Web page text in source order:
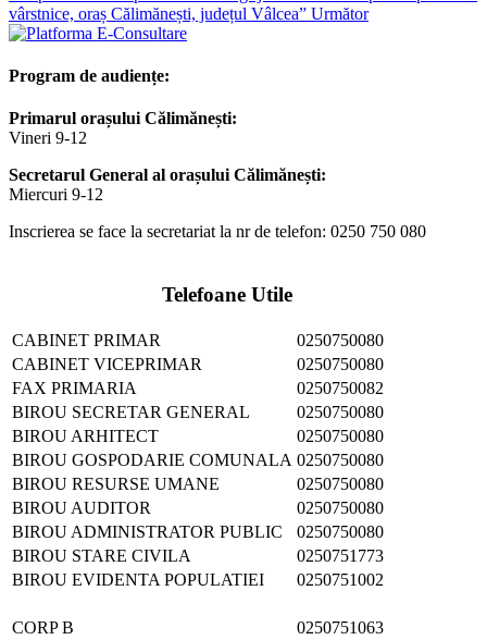
vârstnice, oraș Călimănești, județul Vâlcea” Următor
Program de audiențe:
Primarul orașului Călimănești:
Vineri 9-12
Secretarul General al orașului Călimănești:
Miercuri 9-12
Inscrierea se face la secretariat la nr de telefon: 0250 750 080
Telefoane Utile
CABINET PRIMAR
0250750080
CABINET VICEPRIMAR
0250750080
FAX PRIMARIA
0250750082
BIROU SECRETAR GENERAL
0250750080
BIROU ARHITECT
0250750080
BIROU GOSPODARIE COMUNALA 0250750080
BIROU RESURSE UMANE
0250750080
BIROU AUDITOR
0250750080
BIROU ADMINISTRATOR PUBLIC
0250750080
BIROU STARE CIVILA
0250751773
BIROU EVIDENTA POPULATIEI
0250751002
CORP B
0250751063